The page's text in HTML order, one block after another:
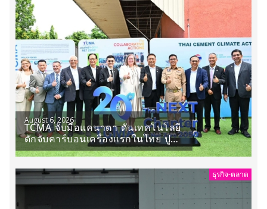
August 6, 2026
TCMA จับมือแคนาดา ดันเทคโนโลยี
ดักจับคาร์บอนเครื่องแรกในไทย ปู
ทางอุตสาหกรรมปูนซีเมนต์สู่ NET
ธุรกิจ-ตลาด